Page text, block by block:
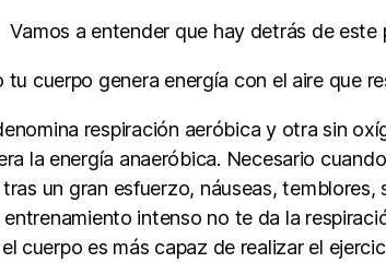
Vamos a entender que hay detrás de este
tu cuerpo genera energía con el aire que
respiración aeróbica y otra sin
la energía anaeróbica. Necesario
un gran esfuerzo, náuseas,
intenso no te da la
cuerpo es más capaz de realizar el